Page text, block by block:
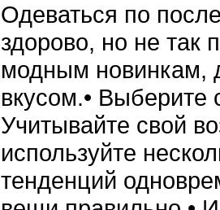
Одеваться по
здорово, но не так
модным новинкам,
вкусом.• Выберите
Учитывайте свой
используйте
тенденций